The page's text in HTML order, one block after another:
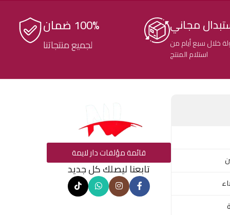
مجاني
خلال سبع أيام من
استلام المنتج
100% ضمان
لجميع منتجاتنا
قائمة مؤلفات دار لايمة
تابعنا ليصلك كل جديد